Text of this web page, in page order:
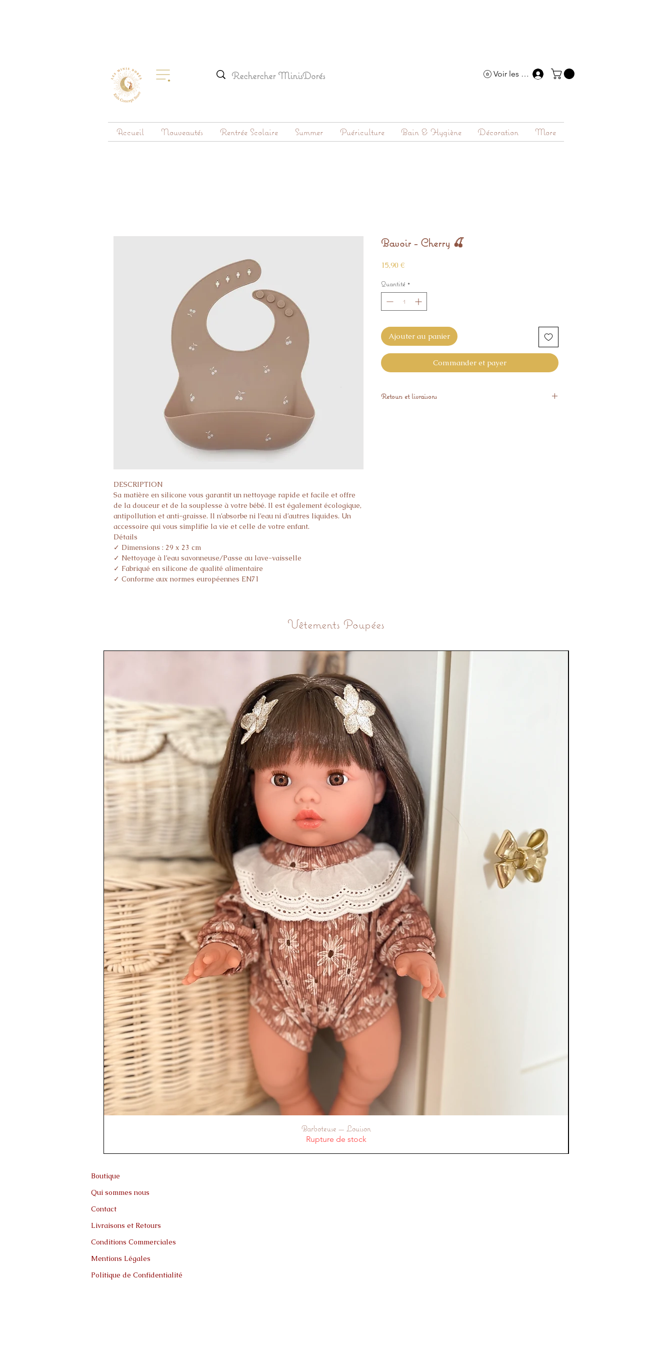
Voir les points
Accueil Nouveautés Rentrée Scolaire Summer Puériculture Bain & Hygiène Décoration More
DESCRIPTION
Sa matière en silicone vous garantit un nettoyage rapide et facile et offre
de la douceur et de la souplesse à votre bébé. Il est également écologique,
antipollution et anti-graisse. Il n’absorbe ni l’eau ni d’autres liquides. Un
accessoire qui vous simplifie la vie et celle de votre enfant.
Détails
✓ Dimensions : 29 x 23 cm
✓ Nettoyage à l’eau savonneuse/Passe au lave-vaisselle
✓ Fabriqué en silicone de qualité alimentaire
✓ Conforme aux normes européennes EN71
Bavoir - Cherry 🍒
15,90 €Prix
Quantité *
Ajouter au panier
Commander et payer
Retours et livraisons
Vêtements Poupées
Aperçu rapide
Barboteuse — Louison
Rupture de stock
Boutique
Qui sommes nous
Contact
Livraisons et Retours
Conditions Commerciales
Mentions Légales
Politique de Confidentialité